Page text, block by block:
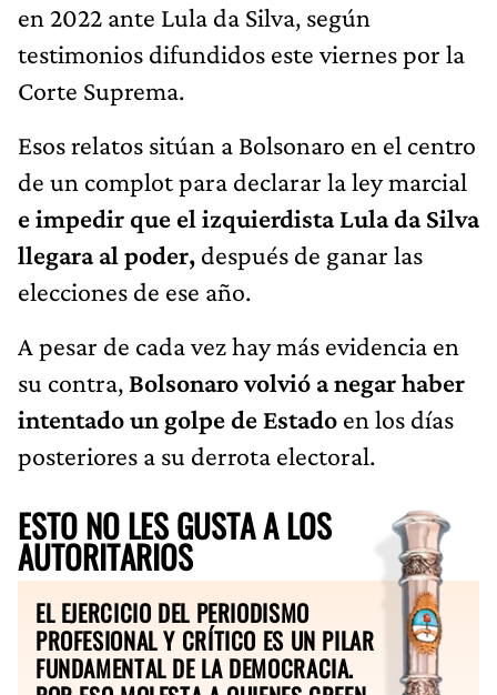
en 2022 ante Lula da Silva, según
testimonios difundidos este viernes por la
Corte Suprema.
Esos relatos sitúan a Bolsonaro en el centro
de un complot para declarar la ley marcial
e impedir que el izquierdista Lula da Silva
llegara al poder, después de ganar las
elecciones de ese año.
A pesar de cada vez hay más evidencia en
su contra, Bolsonaro volvió a negar haber
intentado un golpe de Estado en los días
posteriores a su derrota electoral.
ESTO NO LES GUSTA A LOS
AUTORITARIOS
EL EJERCICIO DEL PERIODISMO
PROFESIONAL Y CRÍTICO ES UN PILAR
FUNDAMENTAL DE LA DEMOCRACIA.